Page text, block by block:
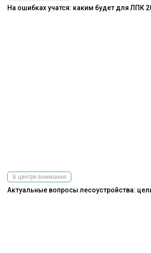
На ошибках учатся: каким будет для ЛПК
В центре внимания
Актуальные вопросы лесоустройства: